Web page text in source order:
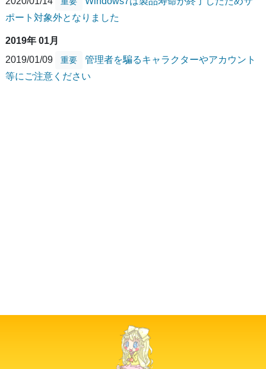
ポート対象外となりました
2019年 01月
2019/01/09
重要
管理者を騙るキャラクターやアカウント
等にご注意ください